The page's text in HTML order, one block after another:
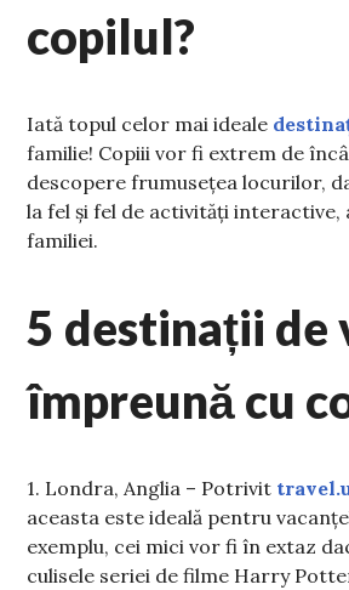
copilul?
Iată topul celor mai ideale
familie! Copiii vor fi extrem de
descopere frumusețea locurilor,
la fel și fel de activități
familiei.
5 destinații
împreună cu
1. Londra, Anglia – Potrivit
aceasta este ideală pentru
exemplu, cei mici vor fi în extaz
culisele seriei de filme Harry